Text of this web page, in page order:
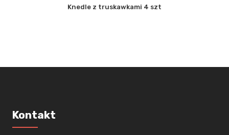
Knedle z truskawkami 4 szt
Kontakt